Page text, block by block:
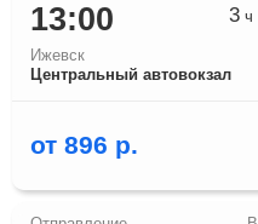
13:00
Ижевск
Центральный автовокзал
3 ч
от 896 р.